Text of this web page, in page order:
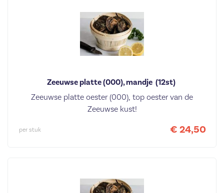
Zeeuwse platte (000), mandje  (12st)
Zeeuwse platte oester (000), top oester van de
Zeeuwse kust!
€ 24,50
per stuk